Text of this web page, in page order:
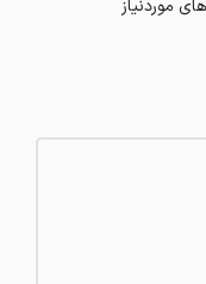
موردنیاز